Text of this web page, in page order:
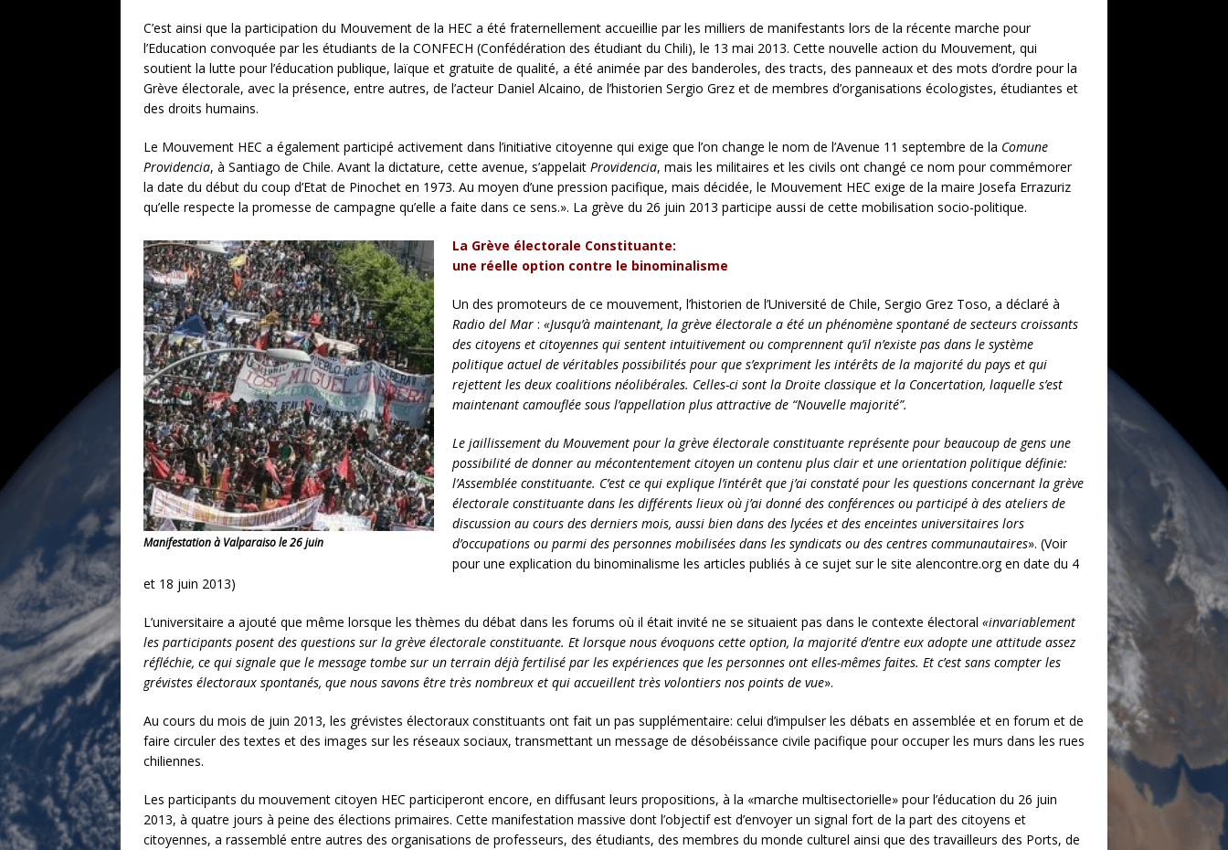
C’est ainsi que la participation du Mouvement de la HEC a été fraternellement accueillie par les milliers de manifestants lors de la récente marche pour
l’Education convoquée par les étudiants de la CONFECH (Confédération des étudiant du Chili), le 13 mai 2013. Cette nouvelle action du Mouvement, qui
soutient la lutte pour l’éducation publique, laïque et gratuite de qualité, a été animée par des banderoles, des tracts, des panneaux et des mots d’ordre pour la
Grève électorale, avec la présence, entre autres, de l’acteur Daniel Alcaino, de l’historien Sergio Grez et de membres d’organisations écologistes, étudiantes et
des droits humains.
Le Mouvement HEC a également participé activement dans l’initiative citoyenne qui exige que l’on change le nom de l’Avenue 11 septembre de la Comune
Providencia, à Santiago de Chile. Avant la dictature, cette avenue, s’appelait Providencia, mais les militaires et les civils ont changé ce nom pour commémorer
la date du début du coup d’Etat de Pinochet en 1973. Au moyen d’une pression pacifique, mais décidée, le Mouvement HEC exige de la maire Josefa Errazuriz
qu’elle respecte la promesse de campagne qu’elle a faite dans ce sens.». La grève du 26 juin 2013 participe aussi de cette mobilisation socio-politique.
Manifestation à Valparaiso le 26 juin
La Grève électorale Constituante:
une réelle option contre le binominalisme
Un des promoteurs de ce mouvement, l’historien de l’Université de Chile, Sergio Grez Toso, a déclaré à
Radio del Mar : «Jusqu’à maintenant, la grève électorale a été un phénomène spontané de secteurs croissants
des citoyens et citoyennes qui sentent intuitivement ou comprennent qu’il n’existe pas dans le système
politique actuel de véritables possibilités pour que s’expriment les intérêts de la majorité du pays et qui
rejettent les deux coalitions néolibérales. Celles-ci sont la Droite classique et la Concertation, laquelle s’est
maintenant camouflée sous l’appellation plus attractive de “Nouvelle majorité”.
Le jaillissement du Mouvement pour la grève électorale constituante représente pour beaucoup de gens une
possibilité de donner au mécontentement citoyen un contenu plus clair et une orientation politique définie:
l’Assemblée constituante. C’est ce qui explique l’intérêt que j’ai constaté pour les questions concernant la grève
électorale constituante dans les différents lieux où j’ai donné des conférences ou participé à des ateliers de
discussion au cours des derniers mois, aussi bien dans des lycées et des enceintes universitaires lors
d’occupations ou parmi des personnes mobilisées dans les syndicats ou des centres communautaires». (Voir
pour une explication du binominalisme les articles publiés à ce sujet sur le site alencontre.org en date du 4
et 18 juin 2013)
L’universitaire a ajouté que même lorsque les thèmes du débat dans les forums où il était invité ne se situaient pas dans le contexte électoral «invariablement
les participants posent des questions sur la grève électorale constituante. Et lorsque nous évoquons cette option, la majorité d’entre eux adopte une attitude assez
réfléchie, ce qui signale que le message tombe sur un terrain déjà fertilisé par les expériences que les personnes ont elles-mêmes faites. Et c’est sans compter les
grévistes électoraux spontanés, que nous savons être très nombreux et qui accueillent très volontiers nos points de vue».
Au cours du mois de juin 2013, les grévistes électoraux constituants ont fait un pas supplémentaire: celui d’impulser les débats en assemblée et en forum et de
faire circuler des textes et des images sur les réseaux sociaux, transmettant un message de désobéissance civile pacifique pour occuper les murs dans les rues
chiliennes.
Les participants du mouvement citoyen HEC participeront encore, en diffusant leurs propositions, à la «marche multisectorielle» pour l’éducation du 26 juin
2013, à quatre jours à peine des élections primaires. Cette manifestation massive dont l’objectif est d’envoyer un signal fort de la part des citoyens et
citoyennes, a rassemblé entre autres des organisations de professeurs, des étudiants, des membres du monde culturel ainsi que des travailleurs des Ports, de